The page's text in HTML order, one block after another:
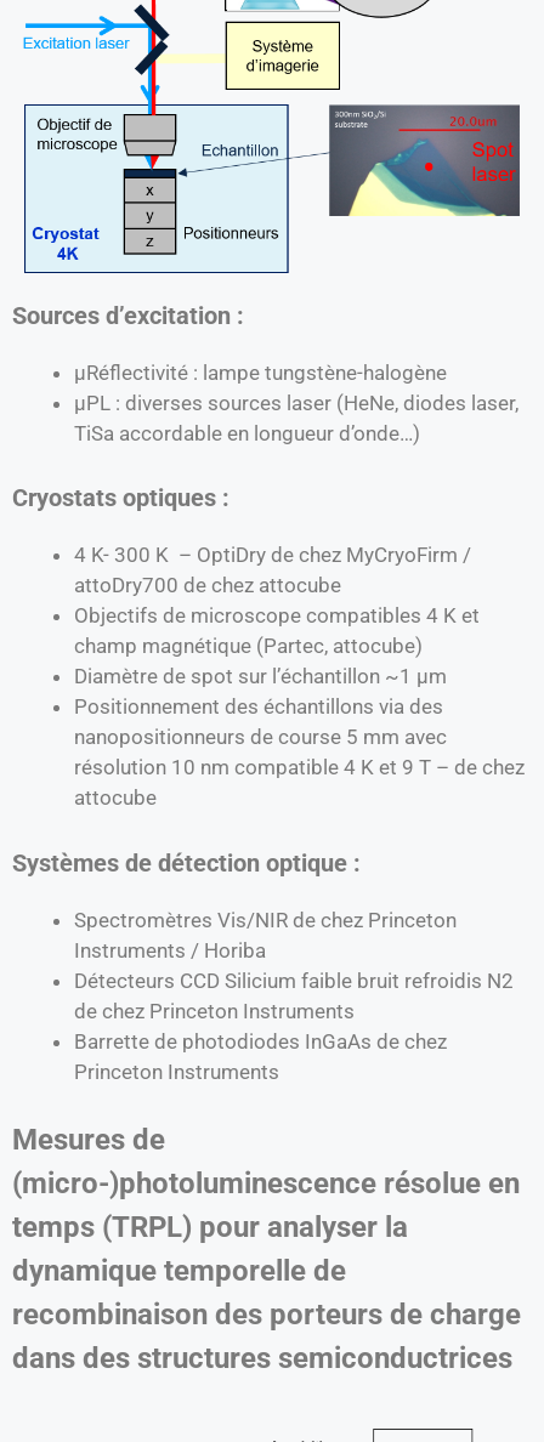
Sources d’excitation :
µRéflectivité : lampe tungstène-halogène
µPL : diverses sources laser (HeNe, diodes laser,
TiSa accordable en longueur d’onde…)
Cryostats optiques :
4 K- 300 K – OptiDry de chez MyCryoFirm /
attoDry700 de chez attocube
Objectifs de microscope compatibles 4 K et
champ magnétique (Partec, attocube)
Diamètre de spot sur l’échantillon ~1 µm
Positionnement des échantillons via des
nanopositionneurs de course 5 mm avec
résolution 10 nm compatible 4 K et 9 T – de chez
attocube
Systèmes de détection optique :
Spectromètres Vis/NIR de chez Princeton
Instruments / Horiba
Détecteurs CCD Silicium faible bruit refroidis N2
de chez Princeton Instruments
Barrette de photodiodes InGaAs de chez
Princeton Instruments
Mesures de
(micro-)photoluminescence résolue en
temps (TRPL) pour analyser la
dynamique temporelle de
recombinaison des porteurs de charge
dans des structures semiconductrices